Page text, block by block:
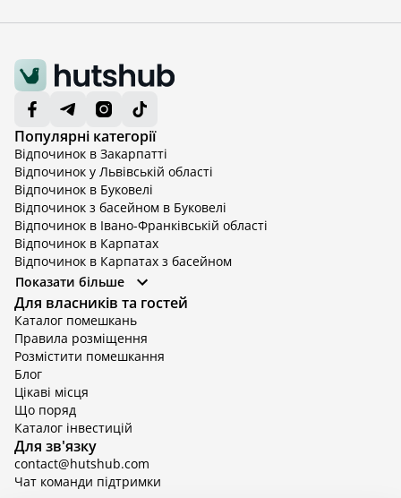
Популярні категорії
Відпочинок в Закарпатті
Відпочинок у Львівській області
Відпочинок в Буковелі
Відпочинок з басейном в Буковелі
Відпочинок в Івано-Франківській області
Відпочинок в Карпатах
Відпочинок в Карпатах з басейном
Відпочинок в Київській області
Відпочинок в Київській області з басейном
Відпочинок в Тернопільській області
Відпочинок у Вінницькій області
Відпочинок в Яремче
Відпочинок у Львівській області з басейном
Відпочинок з басейном в Тернопільській області
Показати більше
Для власників та гостей
Каталог помешкань
Правила розміщення
Розмістити помешкання
Блог
Цікаві місця
Що поряд
Каталог інвестицій
Для зв'язку
contact@hutshub.com
Чат команди підтримки